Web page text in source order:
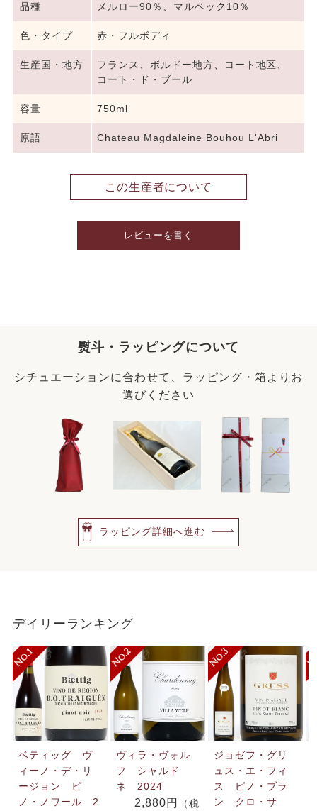
品種 メルロー90％、マルベック10％
色・タイプ 赤・フルボディ
生産国・地方
フランス、ボルドー地方、コート地区、
コート・ド・ブール
容量 750ml
原語 Chateau Magdaleine Bouhou L'Abri
この生産者について
レビューを書く
熨斗・ラッピングについて
シチュエーションに合わせて、ラッピング・箱よりお
選びください
ラッピング詳細へ進む
デイリーランキング
ベティッグ ヴ
ィーノ・デ・リ
ージョン ピ
ノ・ノワール 2
ヴィラ・ヴォル
フ シャルド
ネ 2024
2,880円
（税
ジョゼフ・グリ
ュス・エ・フィ
ス ピノ・ブラ
ン クロ・サ